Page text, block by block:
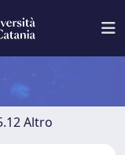
Altro